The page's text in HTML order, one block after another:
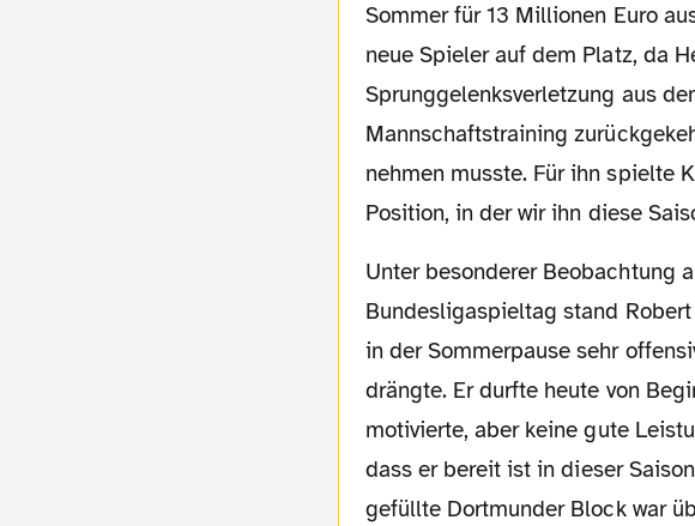
Sommer für 13 Millionen Euro
neue Spieler auf dem Platz, da
Sprunggelenksverletzung aus
Mannschaftstraining
nehmen musste. Für ihn spielte
Position, in der wir ihn diese
Unter besonderer Beobachtung
Bundesligaspieltag stand
in der Sommerpause sehr
drängte. Er durfte heute von
motivierte, aber keine gute
dass er bereit ist in dieser
gefüllte Dortmunder Block war